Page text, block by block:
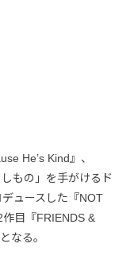
He’s Kind』、
もの」を手がけるド
ュースした『NOT
目『FRIENDS &
なる。